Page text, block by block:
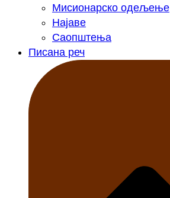
Мисионарско одељење
Најаве
Саопштења
Писана реч